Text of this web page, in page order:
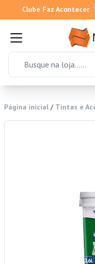
Clube Faz Acontecer
Página inicial / Tintas e